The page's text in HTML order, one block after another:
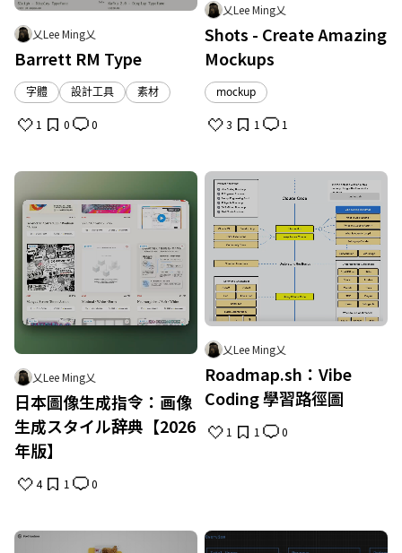
乂Lee Ming乂
Barrett RM Type
字體 設計工具 素材
1 0 0
乂Lee Ming乂
Shots - Create Amazing
Mockups
mockup
3 1 1
乂Lee Ming乂
日本圖像生成指令：画像
生成スタイル辞典【2026
年版】
4 1 0
乂Lee Ming乂
Roadmap.sh：Vibe
Coding 學習路徑圖
1 1 0